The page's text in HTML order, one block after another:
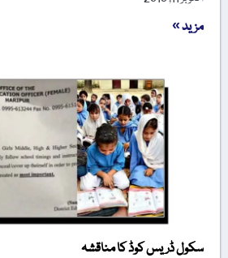
مزید »
سکول ڈریس کوڈ کا مناقشہ